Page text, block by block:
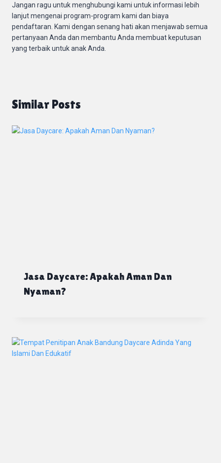
Jangan ragu untuk menghubungi kami untuk informasi lebih
lanjut mengenai program-program kami dan biaya
pendaftaran. Kami dengan senang hati akan menjawab semua
pertanyaan Anda dan membantu Anda membuat keputusan
yang terbaik untuk anak Anda.
Similar Posts
Jasa Daycare: Apakah Aman Dan
Nyaman?